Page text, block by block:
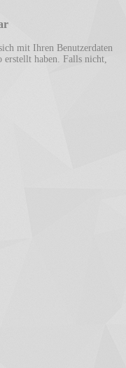
mit Ihren Benutzerdaten
erstellt haben. Falls nicht,